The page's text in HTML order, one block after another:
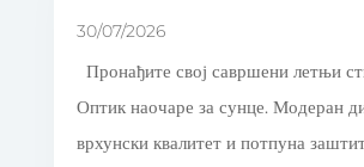
30/07/2026
Пронађите свој савршени летњи
Оптик наочаре за сунце. Модеран
врхунски квалитет и потпуна